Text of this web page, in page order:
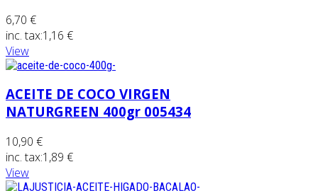
6,70 €
inc. tax:1,16 €
View
ACEITE DE COCO VIRGEN
NATURGREEN 400gr 005434
10,90 €
inc. tax:1,89 €
View